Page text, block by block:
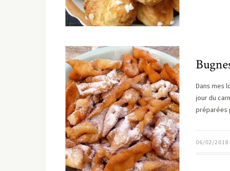
Dans mes
jour du
préparées
06/02/2018